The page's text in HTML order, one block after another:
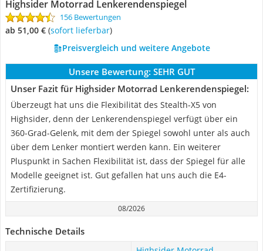
Highsider Motorrad Lenkerendenspiegel
156 Bewertungen
ab 51,00 € ( Sofort lieferbar)
Preisvergleich und weitere Angebote
Unsere Bewertung: SEHR GUT
Unser Fazit für Highsider Motorrad Lenkerendenspiegel:
Überzeugt hat uns die Flexibilität des Stealth-X5 von
Highsider, denn der Lenkerendenspiegel verfügt über ein
360-Grad-Gelenk, mit dem der Spiegel sowohl unter als auch
über dem Lenker montiert werden kann. Ein weiterer
Pluspunkt in Sachen Flexibilität ist, dass der Spiegel für alle
Modelle geeignet ist. Gut gefallen hat uns auch die E4-
Zertifizierung.
08/2026
Technische Details